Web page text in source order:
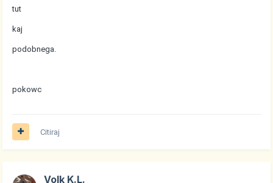
tut
kaj
podobnega.
pokowc
Citiraj
Volk K.L.